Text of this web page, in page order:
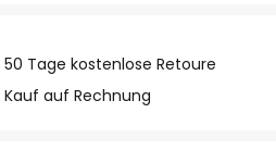
50 Tage kostenlose Retoure
Kauf auf Rechnung